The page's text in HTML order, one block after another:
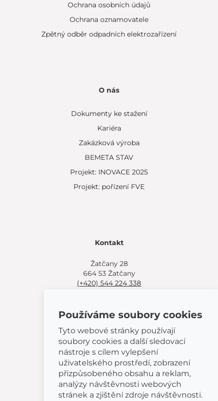
Ochrana osobních údajů
Ochrana oznamovatele
Zpětný odběr odpadních elektrozařízení
O nás
Dokumenty ke stažení
Kariéra
Zakázková výroba
BEMETA STAV
Projekt: INOVACE 2025
Projekt: pořízení FVE
Kontakt
Žatčany 28
664 53 Žatčany
(+420) 544 224 338
Další možnosti nákupu:
Najděte si prodejce poblíž.
Nebo volejte(+420) 544 224 338.
© 2026 BEMETA
Používáme soubory cookies
Tyto webové stránky používají
soubory cookies a další sledovací
nástroje s cílem vylepšení
uživatelského prostředí, zobrazení
přizpůsobeného obsahu a reklam,
analýzy návštěvnosti webových
stránek a zjištění zdroje návštěvnosti.